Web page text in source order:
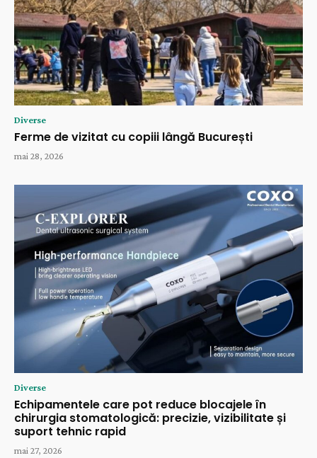
Diverse
Ferme de vizitat cu copiii lângă București
mai 28, 2026
Diverse
Echipamentele care pot reduce blocajele în
chirurgia stomatologică: precizie, vizibilitate și
suport tehnic rapid
mai 27, 2026